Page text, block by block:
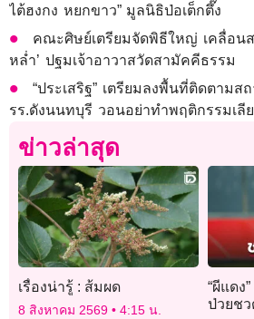
ไต้ฮงกง หยกขาว” มูลนิธิป่อเต็กตึ๊ง
คณะศิษย์เตรียมจัดพิธีใหญ่ เคลื่อนส
หล่ำ’ ปฐมเจ้าอาวาสวัดสามัคคีธรรม
“ประเสริฐ” เตรียมลงพื้นที่ติดตาม
รร.ดังนนทบุรี วอนอย่าทำพฤติกรรมเลี
ข่าวล่าสุด
เรื่องน่ารู้ : ส้มผด
8 สิงหาคม 2569 4:15 น.
“ผีแดง
ป่วยชว